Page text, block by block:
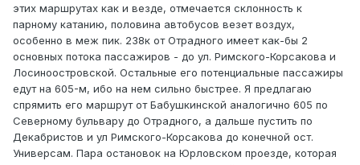
этих маршрутах как и везде, отмечается склонность к
парному катанию, половина автобусов везет воздух,
особенно в меж пик. 238к от Отрадного имеет как-бы 2
основных потока пассажиров - до ул. Римского-Корсакова и
Лосиноостровской. Остальные его потенциальные пассажиры
едут на 605-м, ибо на нем сильно быстрее. Я предлагаю
спрямить его маршрут от Бабушкинской аналогично 605 по
Северному бульвару до Отрадного, а дальше пустить по
Декабристов и ул Римского-Корсакова до конечной ост.
Универсам. Пара остановок на Юрловском проезде, которая